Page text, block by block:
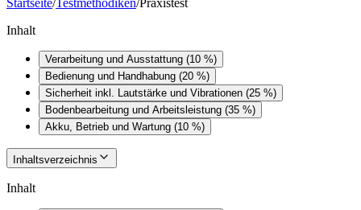
Startseite/Testmethodiken/Praxistest
Inhalt
Verarbeitung und Ausstattung (10 %)
Bedienung und Handhabung (20 %)
Sicherheit inkl. Lautstärke und Vibrationen (25 %)
Bodenbearbeitung und Arbeitsleistung (35 %)
Akku, Betrieb und Wartung (10 %)
Inhaltsverzeichnis
Inhalt